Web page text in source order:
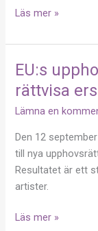
Läs mer »
EU:s
rättvisa
Lämna en
Den 12
till nya
Resultatet är ett
artister.
EU:s
öppnar
för
rättvisa
ersättningar
Läs mer »